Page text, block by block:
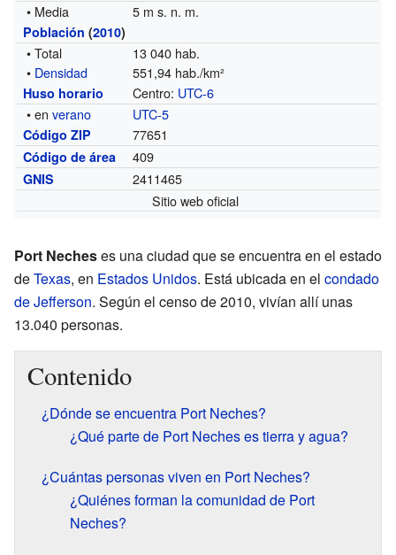
• Media 5 m s. n. m.
Población (2010)
• Total
13 040 hab.
• Densidad 551,94 hab./km²
Huso horario Centro: UTC-6
• enverano UTC-5
Código ZIP 77651
Código de área 409
GNIS
2411465
Sitio web oficial
Port Necheses una ciudad que se encuentra en el estado
deTexas, en Estados Unidos. Está ubicada en el condado
de Jefferson. Según el censo de 2010, vivían allí unas
13.040 personas.
Contenido
¿Dónde se encuentra Port Neches?
¿Qué parte de Port Neches es tierra y agua?
¿Cuántas personas viven en Port Neches?
¿Quiénes forman la comunidad de Port
Neches?